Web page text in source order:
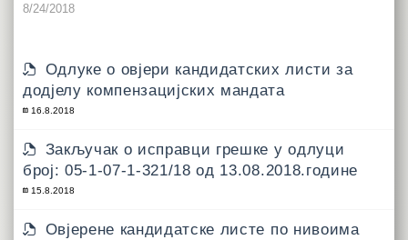
8/24/2018
Одлуке о овјери кандидатских листи за
додјелу компензацијских мандата
16.8.2018
Закључак о исправци грешке у одлуци
број: 05-1-07-1-321/18 од 13.08.2018.године
15.8.2018
Овјерене кандидатске листе по нивоима